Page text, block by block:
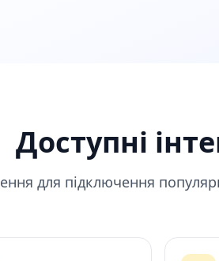
Доступні
для підключення